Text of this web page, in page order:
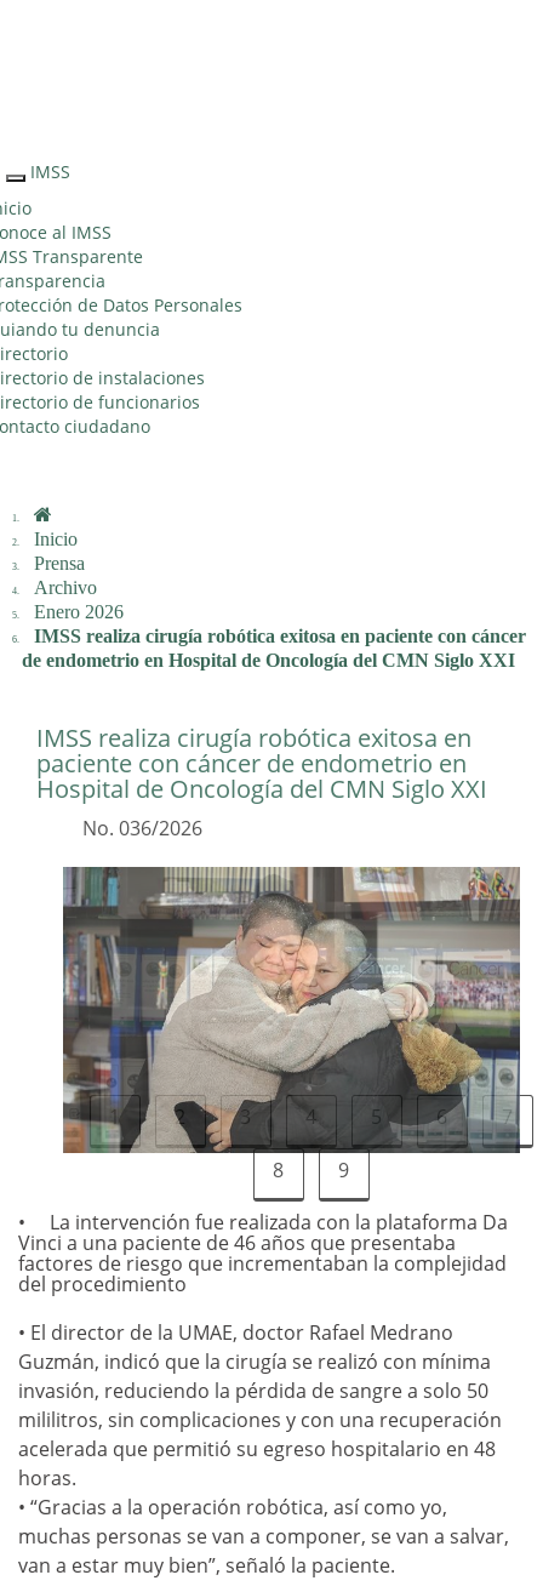
Interruptor
de
Navegación
IMSS
al IMSS
Transparente
de Datos Personales
tu denuncia
de instalaciones
de funcionarios
ciudadano
Inicio
Prensa
Archivo
Enero 2026
IMSS realiza cirugía robótica exitosa en paciente con cáncer
de endometrio en Hospital de Oncología del CMN Siglo XXI
IMSS realiza cirugía robótica exitosa en
paciente con cáncer de endometrio en
Hospital de Oncología del CMN Siglo XXI
No. 036/2026
1 2 3 4 5 6
7
8
9
La intervención fue realizada con la plataforma Da
Vinci a una paciente de 46 años que presentaba
factores de riesgo que incrementaban la complejidad
del procedimiento
• El director de la UMAE, doctor Rafael Medrano
Guzmán, indicó que la cirugía se realizó con mínima
invasión, reduciendo la pérdida de sangre a solo 50
mililitros, sin complicaciones y con una recuperación
acelerada que permitió su egreso hospitalario en 48
horas.
• “Gracias a la operación robótica, así como yo,
muchas personas se van a componer, se van a salvar,
van a estar muy bien”, señaló la paciente.